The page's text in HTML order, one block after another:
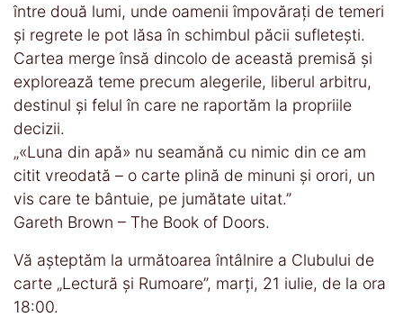
între două lumi, unde oamenii împovărați de temeri
și regrete le pot lăsa în schimbul păcii sufletești.
Cartea merge însă dincolo de această premisă și
explorează teme precum alegerile, liberul arbitru,
destinul și felul în care ne raportăm la propriile
decizii.
„«Luna din apă» nu seamănă cu nimic din ce am
citit vreodată – o carte plină de minuni și orori, un
vis care te bântuie, pe jumătate uitat.”
Gareth Brown – The Book of Doors.
Vă așteptăm la următoarea întâlnire a Clubului de
carte „Lectură și Rumoare”, marți, 21 iulie, de la ora
18:00.